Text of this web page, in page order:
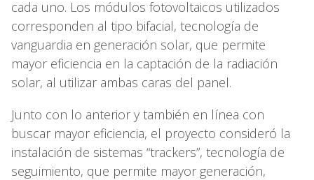
cada uno. Los módulos fotovoltaicos utilizados
corresponden al tipo bifacial, tecnología de
vanguardia en generación solar, que permite
mayor eficiencia en la captación de la radiación
solar, al utilizar ambas caras del panel.
Junto con lo anterior y también en línea con
buscar mayor eficiencia, el proyecto consideró la
instalación de sistemas “trackers”, tecnología de
seguimiento, que permite mayor generación,